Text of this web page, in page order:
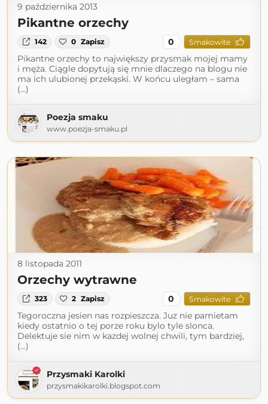
9 października 2013
Pikantne orzechy
142 0 Zapisz 0 Smakowite
Pikantne orzechy to największy przysmak mojej mamy
i męża. Ciągle dopytują się mnie dlaczego na blogu nie
ma ich ulubionej przekąski. W końcu uległam – sama
(...)
Poezja smaku
www.poezja-smaku.pl
8 listopada 2011
Orzechy wytrawne
323 2 Zapisz 0 Smakowite
Tegoroczna jesien nas rozpieszcza. Juz nie pamietam
kiedy ostatnio o tej porze roku bylo tyle slonca.
Delektuje sie nim w kazdej wolnej chwili, tym bardziej,
(...)
Przysmaki Karolki
przysmakikarolki.blogspot.com